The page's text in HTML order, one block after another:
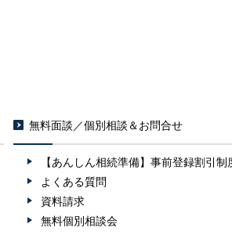
無料面談／個別相談＆お問合せ
【あんしん相続準備】事前登録割引制
よくある質問
資料請求
無料個別相談会